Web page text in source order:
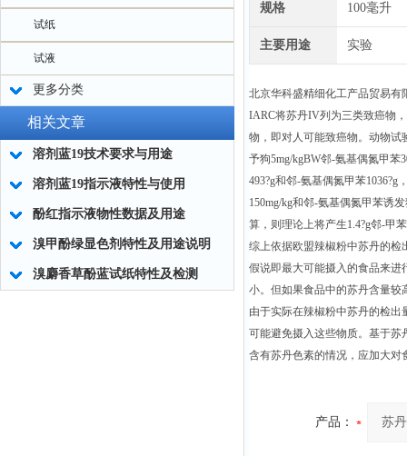
试纸
试液
更多分类
相关文章
溶剂蓝19技术要求与用途
溶剂蓝19指示液特性与使用
酚红指示液物性数据及用途
溴甲酚绿显色剂特性及用途说明
溴麝香草酚蓝试纸特性及检测
规格 100毫升
主要用途 实验
北京华科盛精细化工产品贸易有
IARC将苏丹IV列为三类致癌物
物，即对人可能致癌物。动物试
予狗5mg/kgBW邻-氨基偶氮甲
493?g和邻-氨基偶氮甲苯
150mg/kg和邻-氨基偶氮甲苯诱
算，则理论上将产生1.4?g邻-甲
综上依据欧盟辣椒粉中苏丹的
假说即最大可能摄入的食品来进
小。但如果食品中的苏丹含量较
由于实际在辣椒粉中苏丹的检
可能避免摄入这些物质。基于苏
含有苏丹色素的情况，应加大
产品：